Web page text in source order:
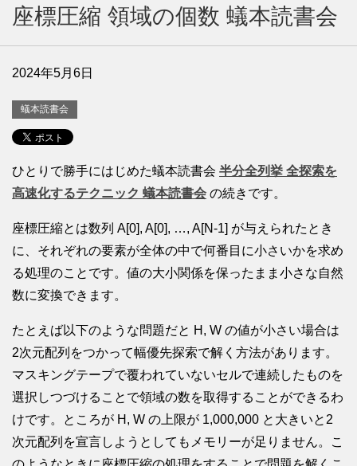
座標圧縮 領域の個数 蟻本読書会
2024年5月6日
蟻本読書会
ひとりで勝手にはじめた蟻本読書会 半分全列挙 全探索を
高速化するテクニック 蟻本読書会 の続きです。
座標圧縮とは数列 A[0], A[0], …, A[N-1] が与えられたとき
に、それぞれの要素が全体の中で何番目に小さいかを求め
る処理のことです。値の大小関係を保ったまま小さな自然
数に変換できます。
たとえば以下のような問題だと H, W の値が小さい場合は
2次元配列をつかって幅優先探索で解く方法があります。
マスキングテープで覆われていないセルで連続したものを
選択しつづけることで領域の数を取得することができるわ
けです。ところが H, W の上限が 1,000,000 と大きいと2
次元配列を宣言しようとしてもメモリーが足りません。こ